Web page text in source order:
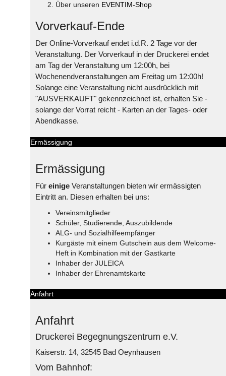
Über unseren EVENTIM-Shop
Vorverkauf-Ende
Der Online-Vorverkauf endet i.d.R. 2 Tage vor der
Veranstaltung. Der Vorverkauf in der Druckerei endet
am Tag der Veranstaltung um 12:00h, bei
Wochenendveranstaltungen am Freitag um 12:00h!
Solange eine Veranstaltung nicht ausdrücklich mit
"AUSVERKAUFT" gekennzeichnet ist, erhalten Sie -
solange der Vorrat reicht - Karten an der Tages- oder
Abendkasse.
Ermässigung
Ermässigung
Für einige Veranstaltungen bieten wir ermässigten
Eintritt an. Diesen erhalten bei uns:
Vereinsmitglieder
Schüler, Studierende, Auszubildende
ALG- und Sozialhilfeempfänger
Kurgäste mit einem Gutschein aus dem Welcome-
Heft in Kombination mit der Gastkarte
Inhaber der JULEICA
Inhaber der Ehrenamtskarte
Anfahrt
Anfahrt
Druckerei Begegnungszentrum e.V.
Kaiserstr. 14, 32545 Bad Oeynhausen
Vom Bahnhof: